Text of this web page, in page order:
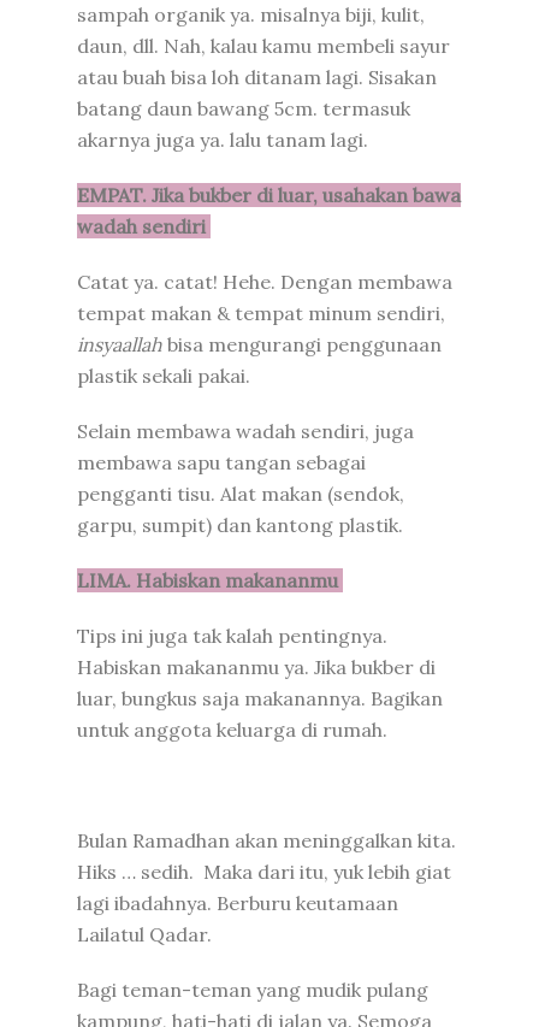
sampah organik ya. misalnya biji, kulit,
daun, dll. Nah, kalau kamu membeli sayur
atau buah bisa loh ditanam lagi. Sisakan
batang daun bawang 5cm. termasuk
akarnya juga ya. lalu tanam lagi.
EMPAT. Jika bukber di luar, usahakan bawa
wadah sendiri
Catat ya. catat! Hehe. Dengan membawa
tempat makan & tempat minum sendiri,
insyaallah bisa mengurangi penggunaan
plastik sekali pakai.
Selain membawa wadah sendiri, juga
membawa sapu tangan sebagai
pengganti tisu. Alat makan (sendok,
garpu, sumpit) dan kantong plastik.
LIMA. Habiskan makananmu
Tips ini juga tak kalah pentingnya.
Habiskan makananmu ya. Jika bukber di
luar, bungkus saja makanannya. Bagikan
untuk anggota keluarga di rumah.
Bulan Ramadhan akan meninggalkan kita.
Hiks … sedih. Maka dari itu, yuk lebih giat
lagi ibadahnya. Berburu keutamaan
Lailatul Qadar.
Bagi teman-teman yang mudik pulang
kampung, hati-hati di jalan ya. Semoga